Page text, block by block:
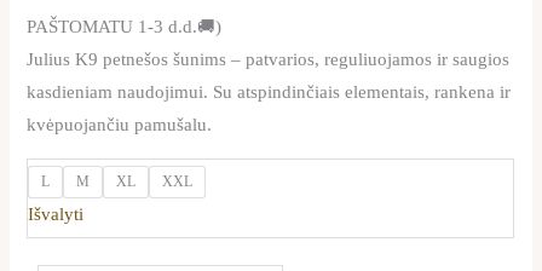
PAŠTOMATU 1-3 d.d.🚚)
Julius K9 petnešos šunims – patvarios, reguliuojamos ir saugios
kasdieniam naudojimui. Su atspindinčiais elementais, rankena ir
kvėpuojančiu pamušalu.
L M XL XXL
Išvalyti